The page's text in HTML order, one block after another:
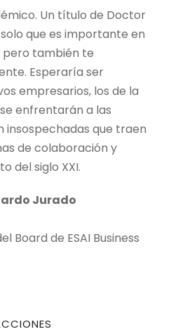
Un título de Doctor
que es importante en
pero también te
Esperaría ser
empresarios, los de la
enfrentarán a las
insospechadas que traen
de colaboración y
del siglo XXI.
Jurado
Board de ESAI Business